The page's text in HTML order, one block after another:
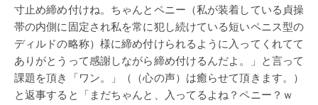
寸止め締め付けね。ちゃんとペニー（私が装着している貞操
帯の内側に固定され私を常に犯し続けている短いペニス型の
ディルドの略称）様に締め付けられるように入ってくれてて
ありがとうって感謝しながら締め付けるんだよ。」と言って
課題を頂き「ワン。」（（心の声）は癒らせて頂きます。）
と返事すると「まだちゃんと、入ってるよね？ペニー？ｗ